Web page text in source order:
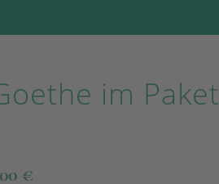
im Paket
€